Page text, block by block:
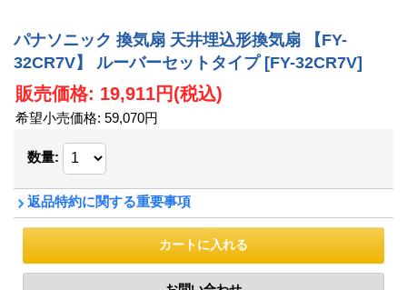
パナソニック 換気扇 天井埋込形換気扇 【FY-
32CR7V】 ルーバーセットタイプ [FY-32CR7V]
販売価格: 19,911円(税込)
希望小売価格: 59,070円
数量:
返品特約に関する重要事項